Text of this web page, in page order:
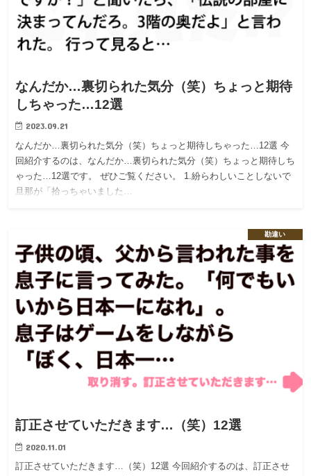
なんだか…裏切られた気分（笑）ちょっと期待
しちゃった…12選
2023.09.21
なんだか…裏切られた気分（笑）ちょっと期待しちゃった…12選 今
回紹介するのは、なんだか…裏切られた気分（笑）ちょっと期待しち
ゃった…12選です。 ぜひご覧ください。 1.紛らわしいことしないで
旦那が「拾っちゃいました…
勘違い
訂正させていただきます…（笑）12選
2020.11.01
訂正させていただきます…（笑）12選 今回紹介するのは、訂正させ